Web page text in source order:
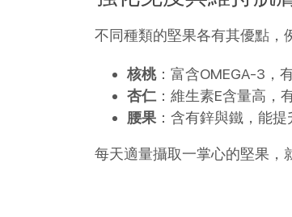
不同種類的堅果各有其優點，
核桃：富含OMEGA-3，
杏仁 ：維生素E含量高，
腰果 ：含有鋅與鐵，能提
每天適量攝取一掌心的堅果，